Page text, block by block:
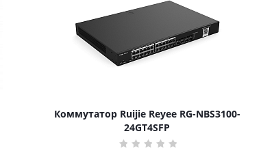
Коммутатор Ruijie Reyee RG-NBS3100-
24GT4SFP